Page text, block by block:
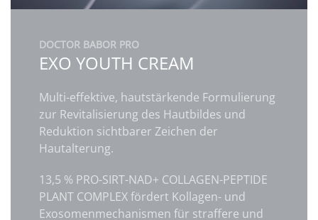
DOCTOR BABOR PRO
EXO YOUTH CREAM
Multi-effektive, hautstärkende Formulierung
zur Revitalisierung des Hautbildes und
Reduktion sichtbarer Zeichen der
Hautalterung.
13,5 % PRO-SIRT-NAD+ COLLAGEN-PEPTIDE
PLANT COMPLEX fördert Kollagen- und
Exosomenmechanismen für straffere und